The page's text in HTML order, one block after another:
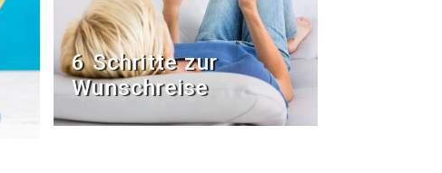
6 Schritte zur
Wunschreise